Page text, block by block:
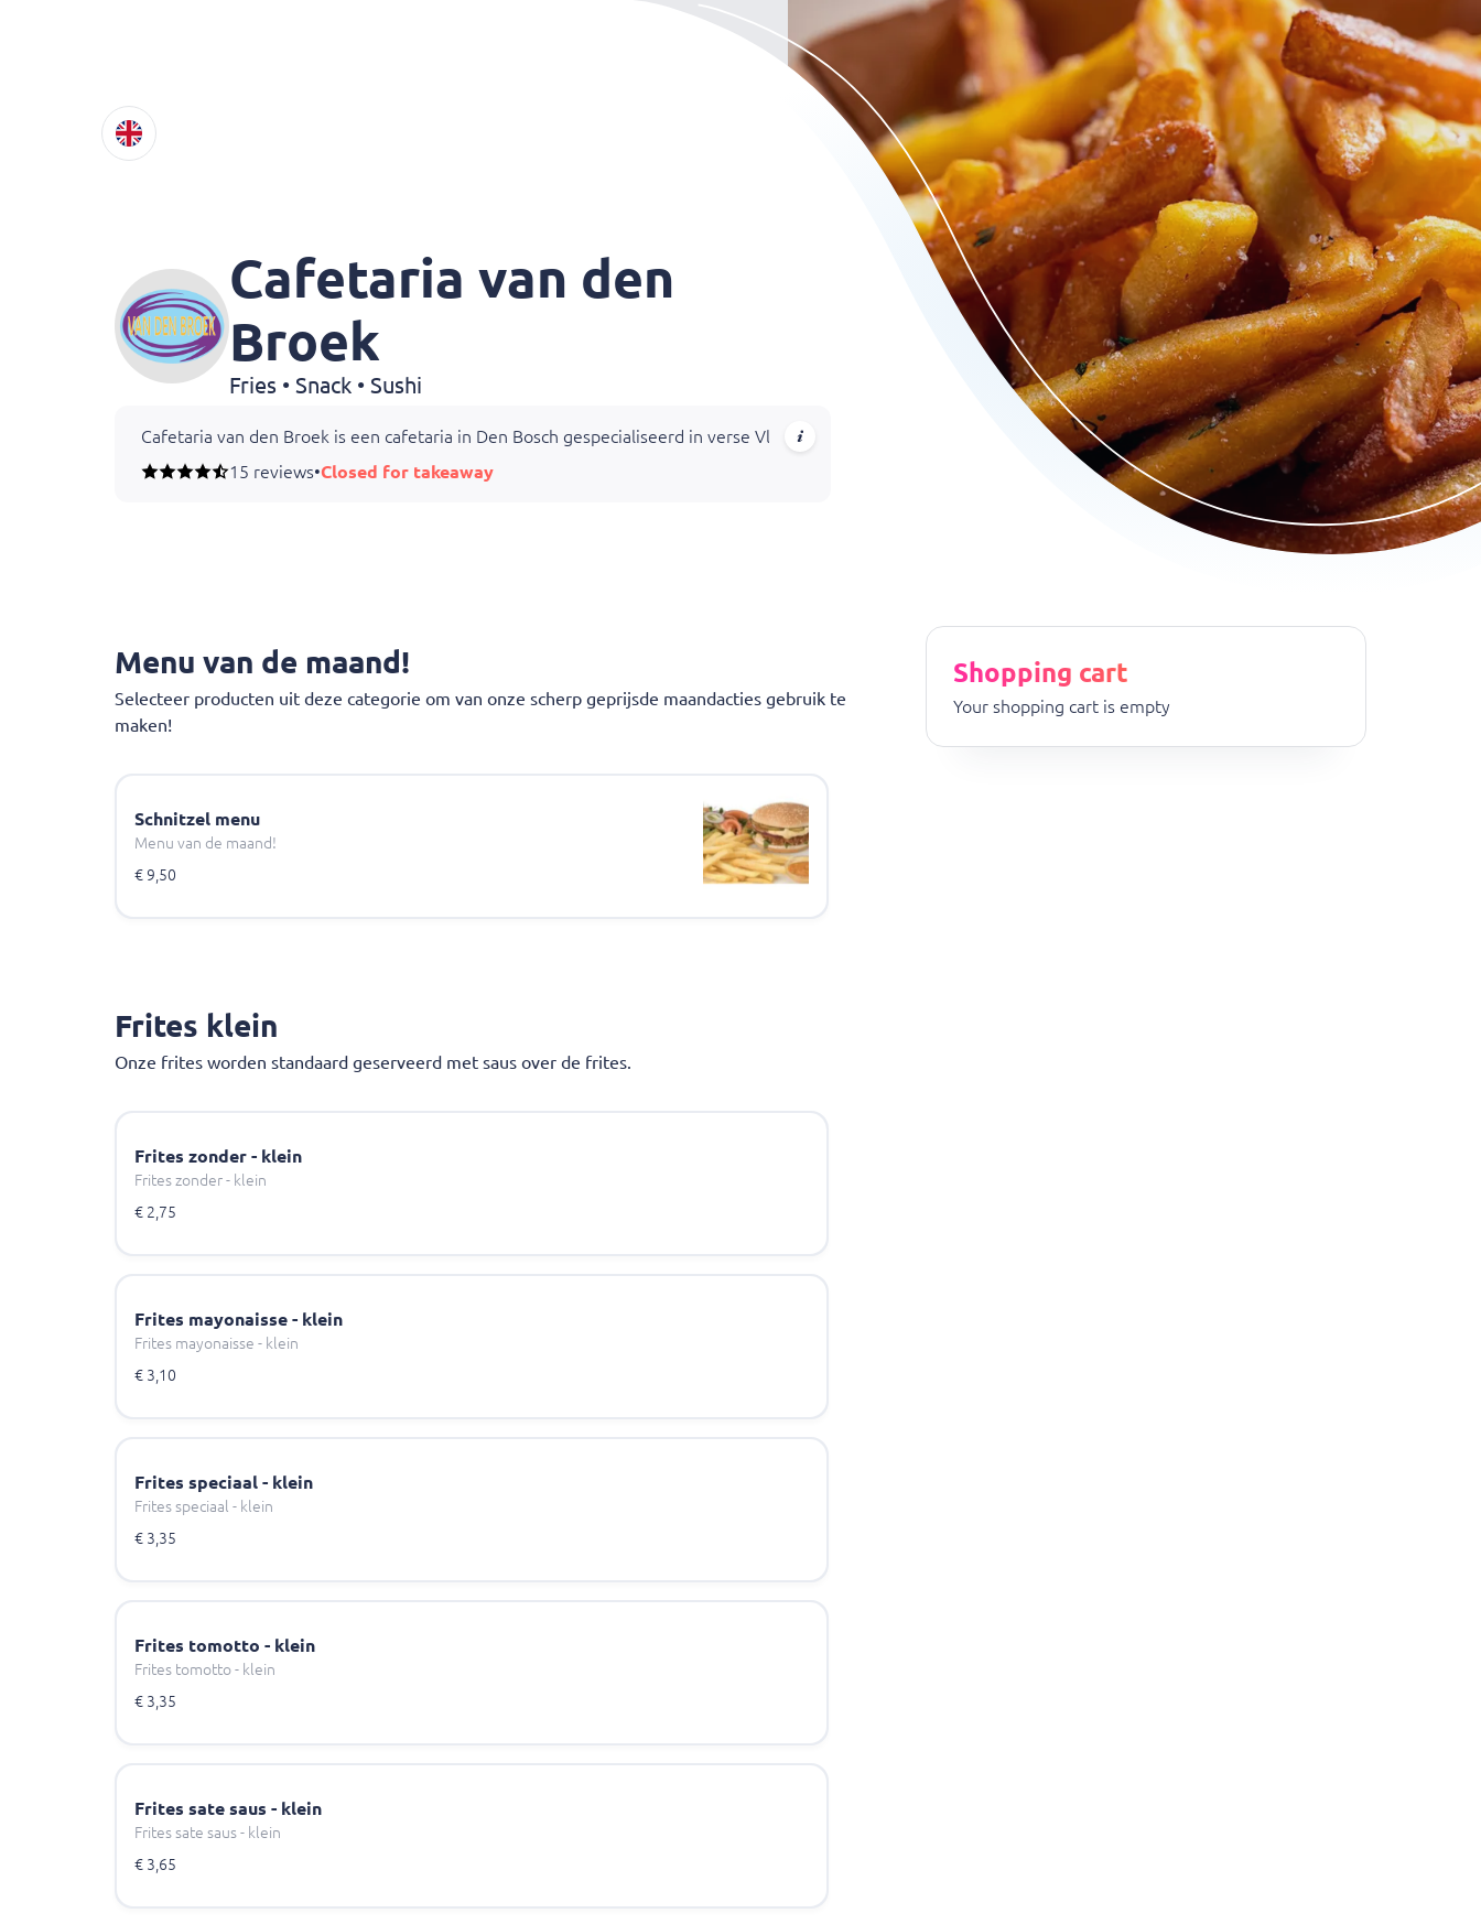
Cafetaria van den
Broek
Fries • Snack • Sushi
Cafetaria van den Broek is een cafetaria in Den Bosch gespecialiseerd in verse Vlaamse friet, snacks en burgers van hoge kwaliteit.
Onze friet wordt ambachtelijk bereid en goudbruin gebakken voor een optimale smaakbeleving.
15 reviews•Closed for takeaway
Menu van de maand!
Selecteer producten uit deze categorie om van onze scherp geprijsde maandacties gebruik te
maken!
Schnitzel menu
Menu van de maand!
€ 9,50
Frites klein
Onze frites worden standaard geserveerd met saus over de frites.
Frites zonder - klein
Frites zonder - klein
€ 2,75
Frites mayonaisse - klein
Frites mayonaisse - klein
€ 3,10
Frites speciaal - klein
Frites speciaal - klein
€ 3,35
Frites tomotto - klein
Frites tomotto - klein
€ 3,35
Frites sate saus - klein
Frites sate saus - klein
€ 3,65
Shopping cart
Your shopping cart is empty